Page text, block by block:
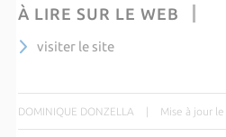
À LIRE SUR LE WEB
visiter le site
DOMINIQUE DONZELLA Mise à jour